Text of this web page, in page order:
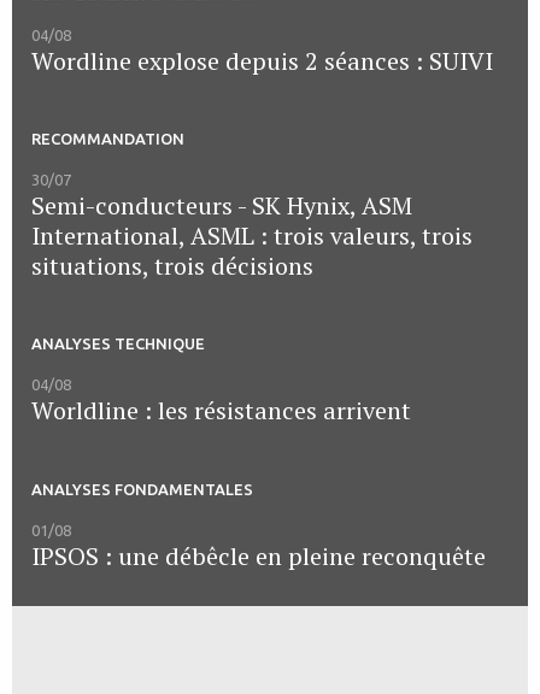
04/08
Wordline explose depuis 2 séances : SUIVI
RECOMMANDATION
30/07
Semi-conducteurs - SK Hynix, ASM
International, ASML : trois valeurs, trois
situations, trois décisions
ANALYSES TECHNIQUE
04/08
Worldline : les résistances arrivent
ANALYSES FONDAMENTALES
01/08
IPSOS : une débêcle en pleine reconquête